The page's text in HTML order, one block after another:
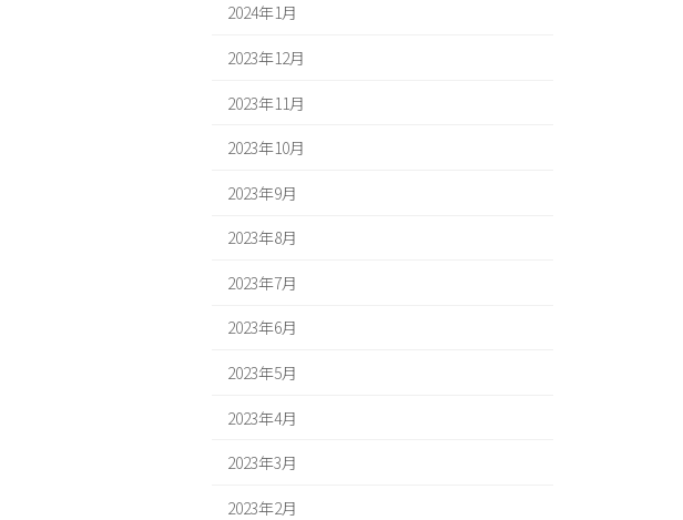
2024年1月
2023年12月
2023年11月
2023年10月
2023年9月
2023年8月
2023年7月
2023年6月
2023年5月
2023年4月
2023年3月
2023年2月